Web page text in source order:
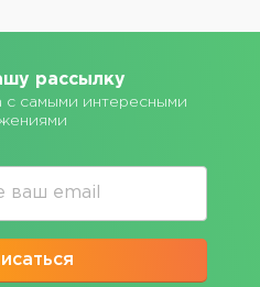
рассылку
с самыми интересными